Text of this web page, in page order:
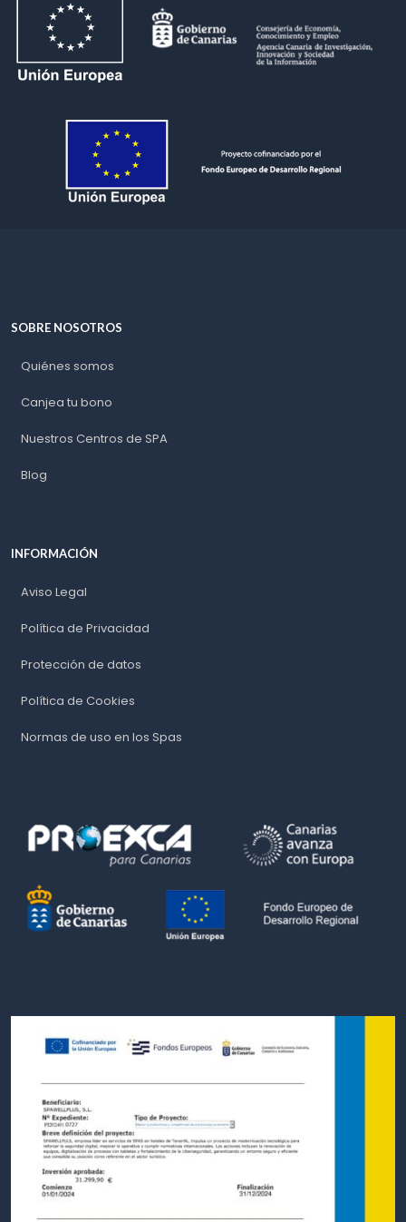
SOBRE NOSOTROS
Quiénes somos
Canjea tu bono
Nuestros Centros de SPA
Blog
INFORMACIÓN
Aviso Legal
Política de Privacidad
Protección de datos
Política de Cookies
Normas de uso en los Spas